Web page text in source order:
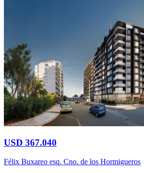
USD 367.040
Félix Buxareo esq. Cno. de los Hormigueros